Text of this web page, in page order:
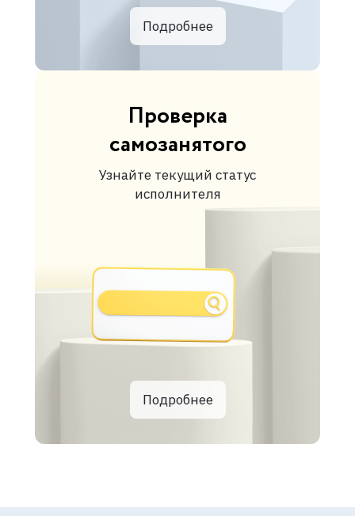
Подробнее
Проверка
самозанятого
Узнайте текущий статус
исполнителя
Подробнее